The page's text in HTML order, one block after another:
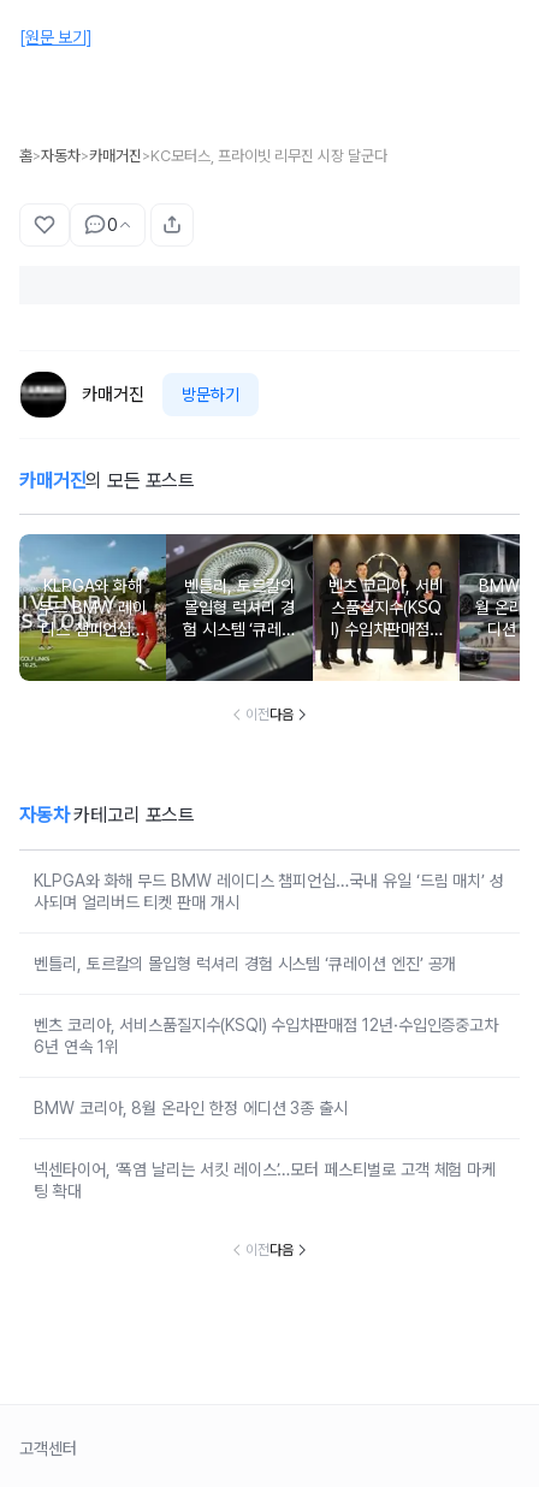
[원문 보기]
홈>자동차>카매거진 >KC모터스, 프라이빗 리무진 시장 달군다
0
카매거진 방문하기
카매거진의 모든 포스트
KLPGA와 화해
무드 BMW 레이
디스 챔피언십…
국내 유일 ‘드림
매치’ 성사되며 얼
벤틀리, 토르칼의
몰입형 럭셔리 경
험 시스템 ‘큐레이
션 엔진’ 공개
벤츠 코리아, 서비
스품질지수(KSQ
I) 수입차판매점 1
2년·수입인증중고
차 6년 연속 1위
BMW
월 온라
디션 3
이전다음
자동차카테고리 포스트
KLPGA와 화해 무드 BMW 레이디스 챔피언십…국내 유일 ‘드림 매치’ 성
사되며 얼리버드 티켓 판매 개시
벤틀리, 토르칼의 몰입형 럭셔리 경험 시스템 ‘큐레이션 엔진’ 공개
벤츠 코리아, 서비스품질지수(KSQI) 수입차판매점 12년·수입인증중고차
6년 연속 1위
BMW 코리아, 8월 온라인 한정 에디션 3종 출시
넥센타이어, ‘폭염 날리는 서킷 레이스’…모터 페스티벌로 고객 체험 마케
팅 확대
이전다음
고객센터